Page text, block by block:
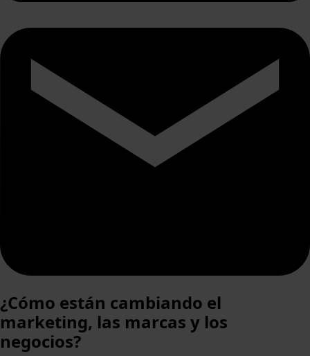
¿Cómo están cambiando el
marketing, las marcas y los
negocios?